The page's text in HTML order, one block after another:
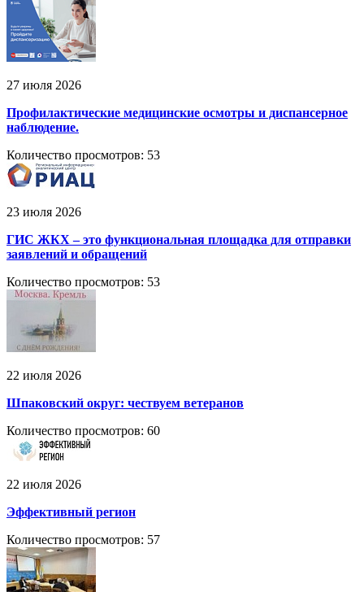
27 июля 2026
Профилактические медицинские осмотры и диспансерное
наблюдение.
Количество просмотров: 53
23 июля 2026
ГИС ЖКХ – это функциональная площадка для отправки
заявлений и обращений
Количество просмотров: 53
22 июля 2026
Шпаковский округ: чествуем ветеранов
Количество просмотров: 60
22 июля 2026
Эффективный регион
Количество просмотров: 57